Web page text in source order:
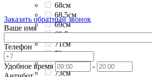
68см
68.5см
69см
69.5см
71см
72см
74см
73см
Заказать обратный звонок
Ваше имя
Телефон
Удобное время
-